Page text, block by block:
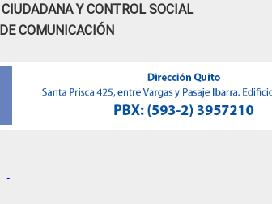
Y CONTROL SOCIAL
COMUNICACIÓN